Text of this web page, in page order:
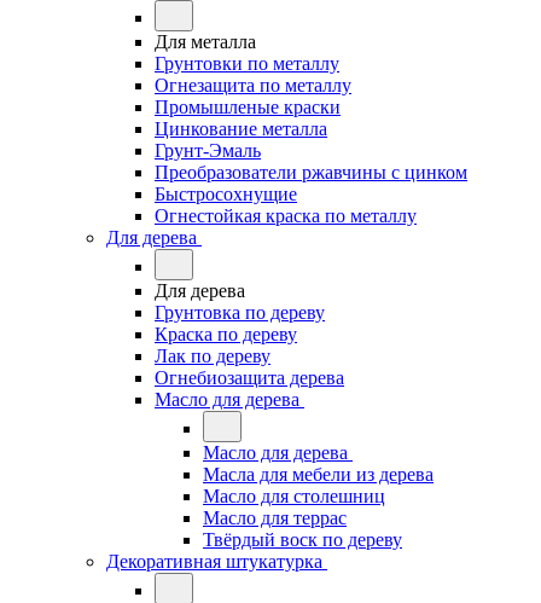
Для металла
Грунтовки по металлу
Огнезащита по металлу
Промышленые краски
Цинкование металла
Грунт-Эмаль
Преобразователи ржавчины с цинком
Быстросохнущие
Огнестойкая краска по металлу
Для дерева
Для дерева
Грунтовка по дереву
Краска по дереву
Лак по дереву
Огнебиозащита дерева
Масло для дерева
Масло для дерева
Масла для мебели из дерева
Масло для столешниц
Масло для террас
Твёрдый воск по дереву
Декоративная штукатурка